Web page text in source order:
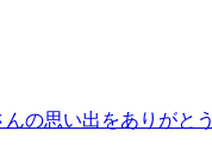
んの思い出をありがとう